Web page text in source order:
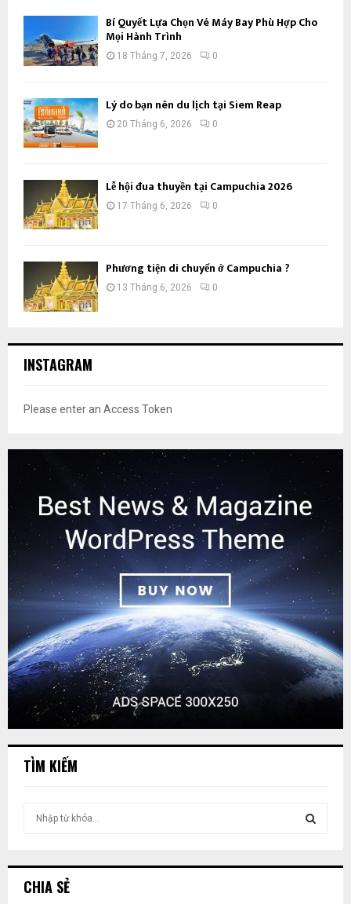
Bí Quyết Lựa Chọn Vé Máy Bay Phù Hợp Cho
Mọi Hành Trình
18 Tháng 7, 2026 0
Lý do bạn nên du lịch tại Siem Reap
20 Tháng 6, 2026 0
Lễ hội đua thuyền tại Campuchia 2026
17 Tháng 6, 2026 0
Phương tiện di chuyển ở Campuchia ?
13 Tháng 6, 2026 0
INSTAGRAM
Please enter an Access Token
TÌM KIẾM
ế
CHIA SẺ